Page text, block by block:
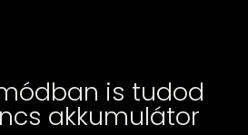
is tudod
akkumulátor